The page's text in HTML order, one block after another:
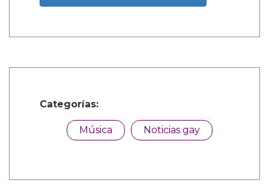
Categorías:
Música Noticias gay